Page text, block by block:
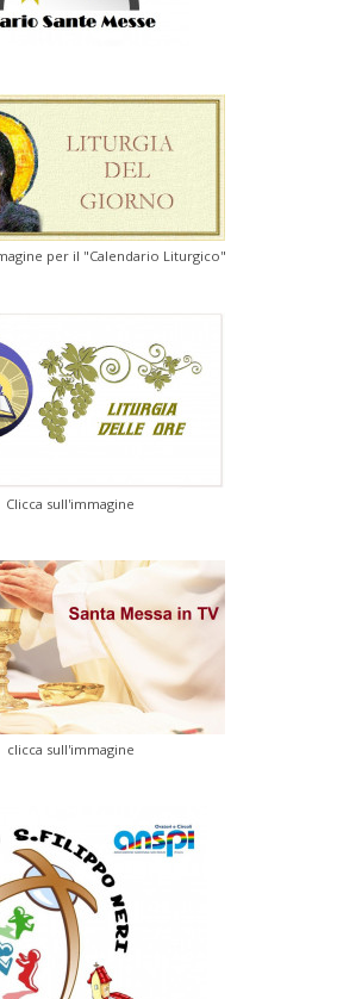
per il "Calendario Liturgico"
Clicca sull'immagine
clicca sull'immagine